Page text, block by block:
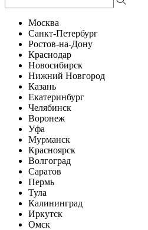
Москва
Санкт-Петербург
Ростов-на-Дону
Краснодар
Новосибирск
Нижний Новгород
Казань
Екатеринбург
Челябинск
Воронеж
Уфа
Мурманск
Красноярск
Волгоград
Саратов
Пермь
Тула
Калининград
Иркутск
Омск